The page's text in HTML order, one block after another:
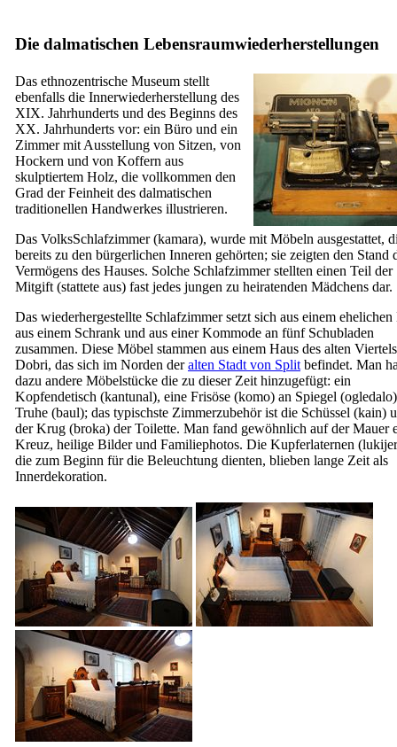
Die dalmatischen Lebensraumwiederherstellungen
Das ethnozentrische Museum stellt
ebenfalls die Innerwiederherstellung des
XIX. Jahrhunderts und des Beginns des
XX. Jahrhunderts vor: ein Büro und ein
Zimmer mit Ausstellung von Sitzen, von
Hockern und von Koffern aus
skulptiertem Holz, die vollkommen den
Grad der Feinheit des dalmatischen
traditionellen Handwerkes illustrieren.
Das VolksSchlafzimmer (kamara), wurde mit Möbeln ausgestattet,
bereits zu den bürgerlichen Inneren gehörten; sie zeigten den Stand
Vermögens des Hauses. Solche Schlafzimmer stellten einen Teil der
Mitgift (stattete aus) fast jedes jungen zu heiratenden Mädchens dar.
Das wiederhergestellte Schlafzimmer setzt sich aus einem ehelichen
aus einem Schrank und aus einer Kommode an fünf Schubladen
zusammen. Diese Möbel stammen aus einem Haus des alten
Dobri, das sich im Norden deralten Stadt von Split befindet. Man
dazu andere Möbelstücke die zu dieser Zeit hinzugefügt: ein
Kopfendetisch (kantunal), eine Frisöse (komo) an Spiegel (ogledalo
Truhe (baul); das typischste Zimmerzubehör ist die Schüssel (kain)
der Krug (broka) der Toilette. Man fand gewöhnlich auf der Mauer
Kreuz, heilige Bilder und Familiephotos. Die Kupferlaternen (
die zum Beginn für die Beleuchtung dienten, blieben lange Zeit als
Innerdekoration.